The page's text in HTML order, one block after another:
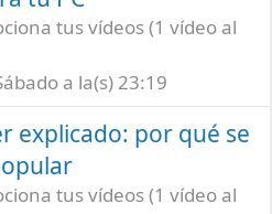
tus vídeos (1 vídeo al
a la(s) 23:19
explicado: por qué se
tus vídeos (1 vídeo al